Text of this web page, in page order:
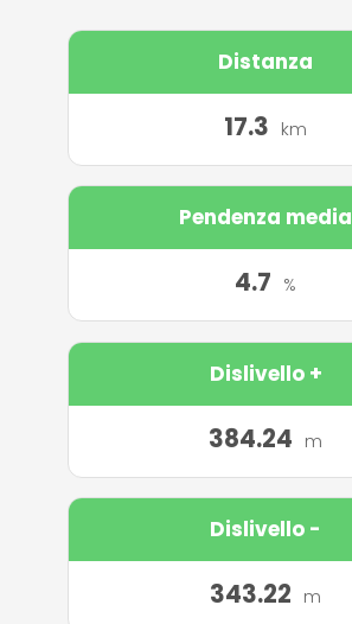
Distanza
17.3 km
Pendenza media
4.7 %
Dislivello +
384.24 m
Dislivello -
343.22 m